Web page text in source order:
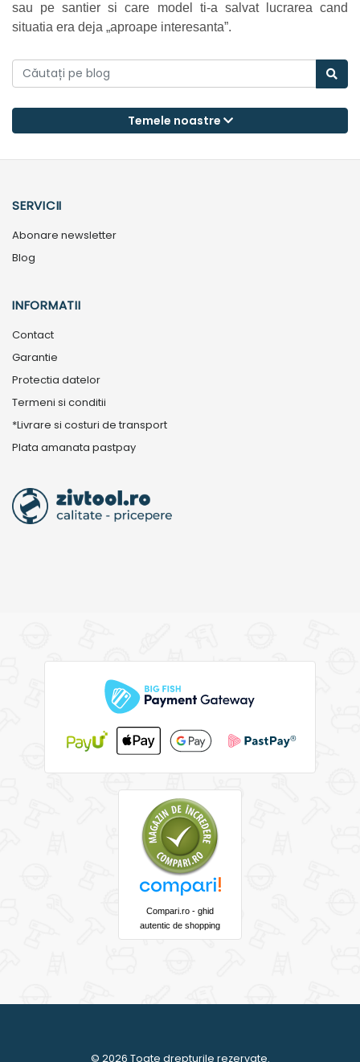
sau pe santier si care model ti-a salvat lucrarea cand
situatia era deja „aproape interesanta”.
Temele noastre
SERVICII
Abonare newsletter
Blog
INFORMATII
Contact
Garantie
Protectia datelor
Termeni si conditii
*Livrare si costuri de transport
Plata amanata pastpay
Compari.ro - ghid
autentic de shopping
© 2026 Toate drepturile rezervate.